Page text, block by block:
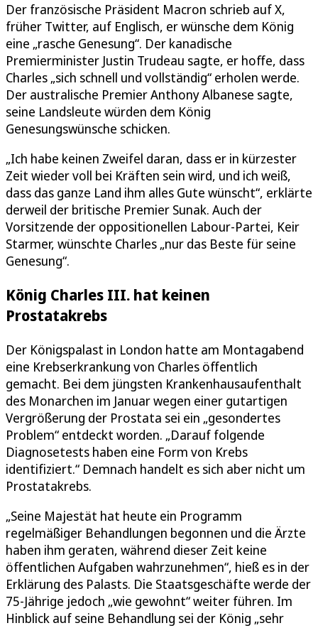
Der französische Präsident Macron schrieb auf X,
früher Twitter, auf Englisch, er wünsche dem König
eine „rasche Genesung“. Der kanadische
Premierminister Justin Trudeau sagte, er hoffe, dass
Charles „sich schnell und vollständig“ erholen werde.
Der australische Premier Anthony Albanese sagte,
seine Landsleute würden dem König
Genesungswünsche schicken.
„Ich habe keinen Zweifel daran, dass er in kürzester
Zeit wieder voll bei Kräften sein wird, und ich weiß,
dass das ganze Land ihm alles Gute wünscht“, erklärte
derweil der britische Premier Sunak. Auch der
Vorsitzende der oppositionellen Labour-Partei, Keir
Starmer, wünschte Charles „nur das Beste für seine
Genesung“.
König Charles III. hat keinen
Prostatakrebs
Der Königspalast in London hatte am Montagabend
eine Krebserkrankung von Charles öffentlich
gemacht. Bei dem jüngsten Krankenhausaufenthalt
des Monarchen im Januar wegen einer gutartigen
Vergrößerung der Prostata sei ein „gesondertes
Problem“ entdeckt worden. „Darauf folgende
Diagnosetests haben eine Form von Krebs
identifiziert.“ Demnach handelt es sich aber nicht um
Prostatakrebs.
„Seine Majestät hat heute ein Programm
regelmäßiger Behandlungen begonnen und die Ärzte
haben ihm geraten, während dieser Zeit keine
öffentlichen Aufgaben wahrzunehmen“, hieß es in der
Erklärung des Palasts. Die Staatsgeschäfte werde der
75-Jährige jedoch „wie gewohnt“ weiter führen. Im
Hinblick auf seine Behandlung sei der König „sehr